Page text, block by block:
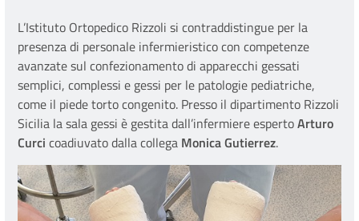
L’Istituto Ortopedico Rizzoli si contraddistingue per la
presenza di personale infermieristico con competenze
avanzate sul confezionamento di apparecchi gessati
semplici, complessi e gessi per le patologie pediatriche,
come il piede torto congenito. Presso il dipartimento Rizzoli
Sicilia la sala gessi è gestita dall’infermiere espertoArturo
Curci coadiuvato dalla collega Monica Gutierrez.